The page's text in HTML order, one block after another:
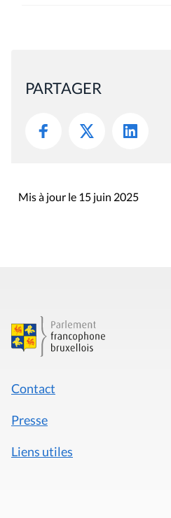
PARTAGER
Mis à jour le 15 juin 2025
Contact
Presse
Liens utiles